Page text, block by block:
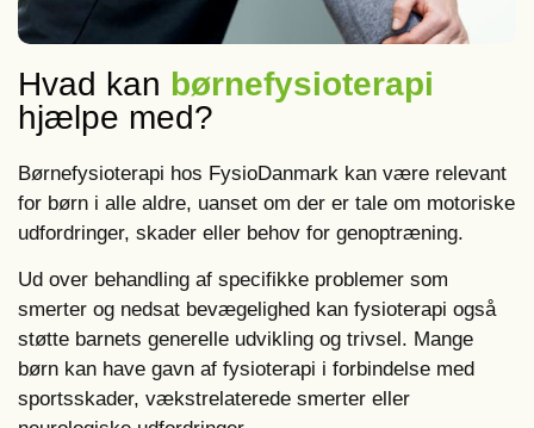
Hvad kan børnefysioterapi
hjælpe med?
Børnefysioterapi hos FysioDanmark kan være relevant
for børn i alle aldre, uanset om der er tale om motoriske
udfordringer, skader eller behov for genoptræning.
Ud over behandling af specifikke problemer som
smerter og nedsat bevægelighed kan fysioterapi også
støtte barnets generelle udvikling og trivsel. Mange
børn kan have gavn af fysioterapi i forbindelse med
sportsskader, vækstrelaterede smerter eller